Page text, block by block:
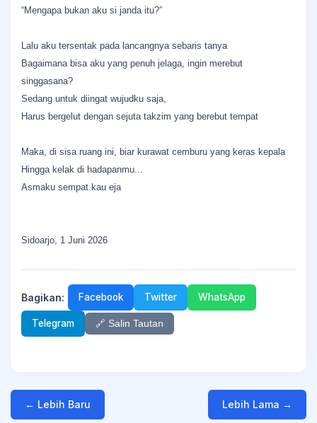
“Mengapa bukan aku si janda itu?”
Lalu aku tersentak pada lancangnya sebaris tanya
Bagaimana bisa aku yang penuh jelaga, ingin merebut
singgasana?
Sedang untuk diingat wujudku saja,
Harus bergelut dengan sejuta takzim yang berebut tempat
Maka, di sisa ruang ini, biar kurawat cemburu yang keras kepala
Hingga kelak di hadapanmu...
Asmaku sempat kau eja
Sidoarjo, 1 Juni 2026
Bagikan: Facebook Twitter WhatsApp
Telegram 🔗 Salin Tautan
← Lebih Baru Lebih Lama →